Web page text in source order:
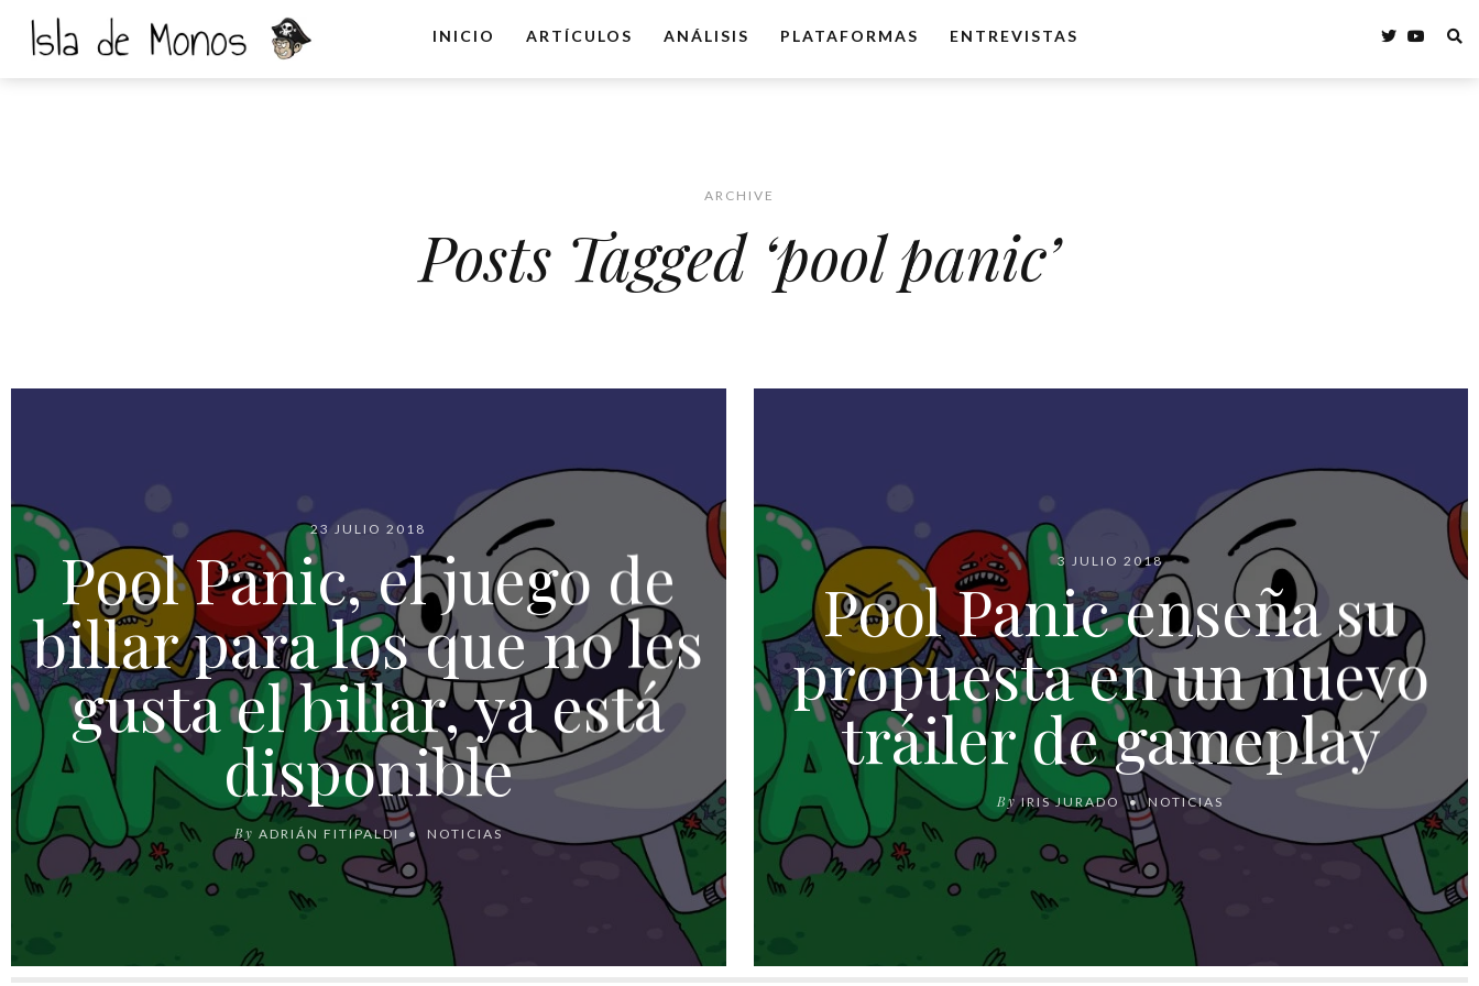
INICIO ARTÍCULOS ANÁLISIS PLATAFORMAS ENTREVISTAS
ARCHIVE
Posts Tagged ‘pool panic’
23 JULIO 2018
Pool Panic, el juego de
billar para los que no les
gusta el billar, ya está
disponible
By ADRIÁN FITIPALDI NOTICIAS
3 JULIO 2018
Pool Panic enseña su
propuesta en un nuevo
tráiler de gameplay
By IRIS JURADO NOTICIAS